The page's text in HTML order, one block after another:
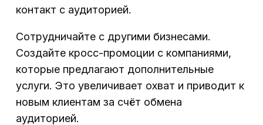
контакт с аудиторией.
Сотрудничайте с другими бизнесами.
Создайте кросс-промоции с компаниями,
которые предлагают дополнительные
услуги. Это увеличивает охват и приводит к
новым клиентам за счёт обмена
аудиторией.